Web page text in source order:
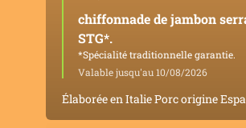
chiffonnade de jambon
STG*.
*Spécialité traditionnelle garantie.
Valable jusqu'au 10/08/2026
Élaborée en Italie Porc origine